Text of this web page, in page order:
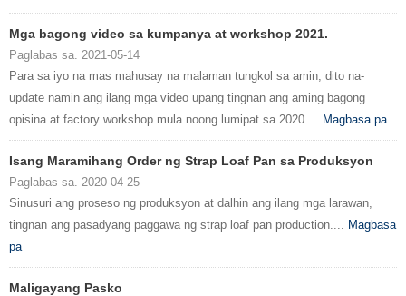
Mga bagong video sa kumpanya at workshop 2021.
Paglabas sa. 2021-05-14
Para sa iyo na mas mahusay na malaman tungkol sa amin, dito na-
update namin ang ilang mga video upang tingnan ang aming bagong
opisina at factory workshop mula noong lumipat sa 2020.... Magbasa pa
Isang Maramihang Order ng Strap Loaf Pan sa Produksyon
Paglabas sa. 2020-04-25
Sinusuri ang proseso ng produksyon at dalhin ang ilang mga larawan,
tingnan ang pasadyang paggawa ng strap loaf pan production.... Magbasa
pa
Maligayang Pasko